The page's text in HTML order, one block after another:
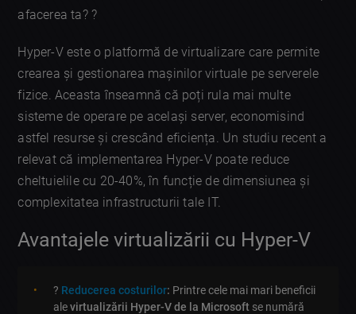
afacerea ta? ?
Hyper-V este o platformă de virtualizare care permite
crearea și gestionarea mașinilor virtuale pe serverele
fizice. Aceasta înseamnă că poți rula mai multe
sisteme de operare pe același server, economisind
astfel resurse și crescând eficiența. Un studiu recent a
relevat că implementarea Hyper-V poate reduce
cheltuielile cu 20-40%, în funcție de dimensiunea și
complexitatea infrastructurii tale IT.
Avantajele virtualizării cu Hyper-V
? Reducerea costurilor: Printre cele mai mari beneficii
alevirtualizării Hyper-V de la Microsoft se numără